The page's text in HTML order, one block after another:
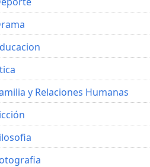
y Relaciones Humanas